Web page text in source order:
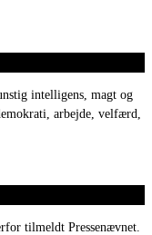
intelligens, magt og
arbejde, velfærd,
tilmeldt Pressenævnet.